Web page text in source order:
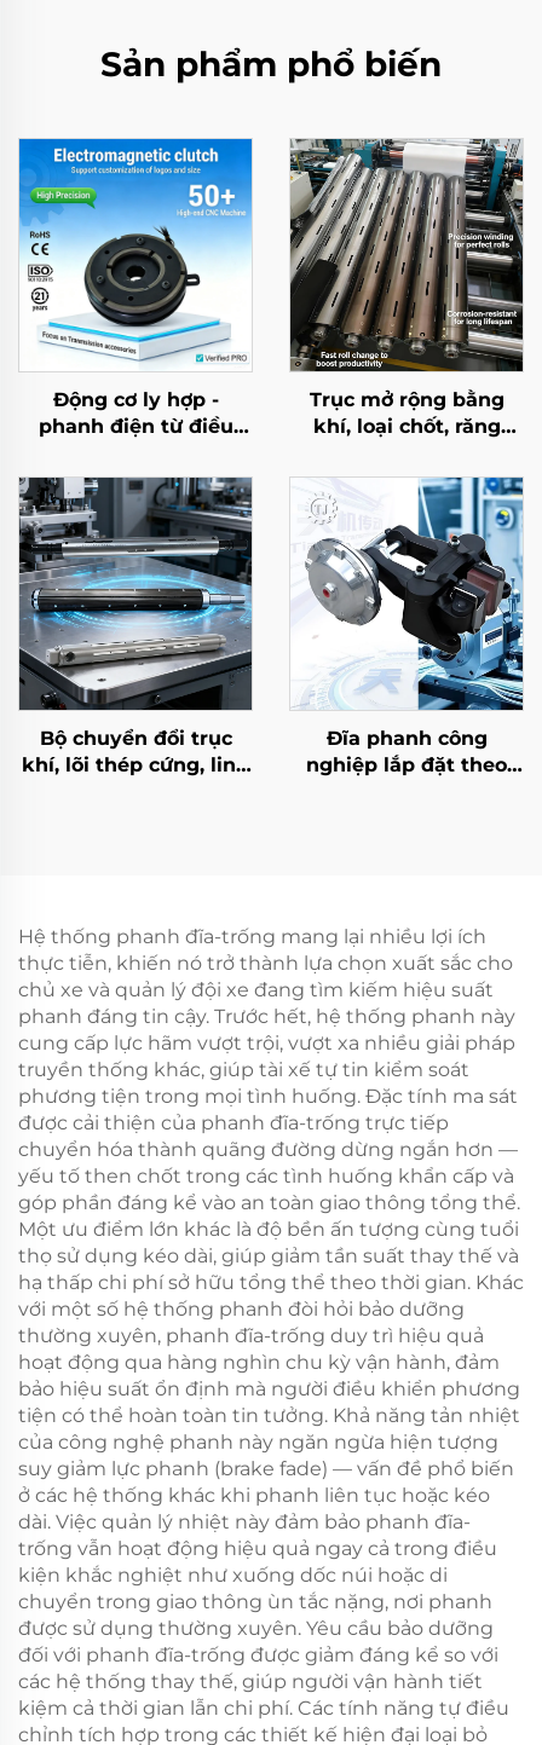
Sản phẩm phổ biến
Động cơ ly hợp -
phanh điện từ điều
TJ-C, 24 VDC, 8 W, có
bạc đạn, dùng cho
máy móc dệt
Trục mở rộng bằng
khí, loại chốt, răng
ổ bi bơm hơi dùng cho
máy cuộn lại
Bộ chuyển đổi trục
khí, lõi thép cứng, linh
Đĩa phanh công
nghiệp lắp đặt theo
Hệ thống phanh đĩa-trống mang lại nhiều lợi ích
thực tiễn, khiến nó trở thành lựa chọn xuất sắc cho
chủ xe và quản lý đội xe đang tìm kiếm hiệu suất
phanh đáng tin cậy. Trước hết, hệ thống phanh này
cung cấp lực hãm vượt trội, vượt xa nhiều giải pháp
truyền thống khác, giúp tài xế tự tin kiểm soát
phương tiện trong mọi tình huống. Đặc tính ma sát
được cải thiện của phanh đĩa-trống trực tiếp
chuyển hóa thành quãng đường dừng ngắn hơn —
yếu tố then chốt trong các tình huống khẩn cấp và
góp phần đáng kể vào an toàn giao thông tổng thể.
Một ưu điểm lớn khác là độ bền ấn tượng cùng tuổi
thọ sử dụng kéo dài, giúp giảm tần suất thay thế và
hạ thấp chi phí sở hữu tổng thể theo thời gian. Khác
với một số hệ thống phanh đòi hỏi bảo dưỡng
thường xuyên, phanh đĩa-trống duy trì hiệu quả
hoạt động qua hàng nghìn chu kỳ vận hành, đảm
bảo hiệu suất ổn định mà người điều khiển phương
tiện có thể hoàn toàn tin tưởng. Khả năng tản nhiệt
của công nghệ phanh này ngăn ngừa hiện tượng
suy giảm lực phanh (brake fade) — vấn đề phổ biến
ở các hệ thống khác khi phanh liên tục hoặc kéo
dài. Việc quản lý nhiệt này đảm bảo phanh đĩa-
trống vẫn hoạt động hiệu quả ngay cả trong điều
kiện khắc nghiệt như xuống dốc núi hoặc di
chuyển trong giao thông ùn tắc nặng, nơi phanh
được sử dụng thường xuyên. Yêu cầu bảo dưỡng
đối với phanh đĩa-trống được giảm đáng kể so với
các hệ thống thay thế, giúp người vận hành tiết
kiệm cả thời gian lẫn chi phí. Các tính năng tự điều
chỉnh tích hợp trong các thiết kế hiện đại loại bỏ